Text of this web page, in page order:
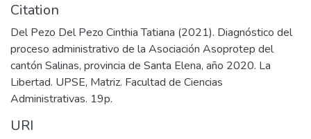
Citation
Del Pezo Del Pezo Cinthia Tatiana (2021). Diagnóstico del
proceso administrativo de la Asociación Asoprotep del
cantón Salinas, provincia de Santa Elena, año 2020. La
Libertad. UPSE, Matriz. Facultad de Ciencias
Administrativas. 19p.
URI